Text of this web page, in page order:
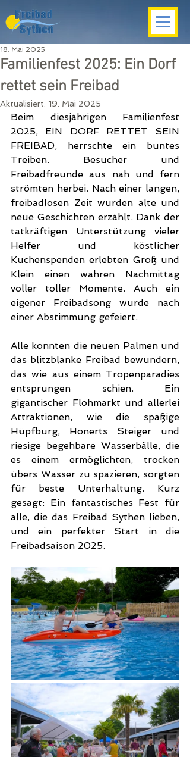
Familienfest 2025: Ein Dorf
rettet sein Freibad
18. Mai 2025
Aktualisiert: 19. Mai 2025
Beim diesjährigen Familienfest
2025, EIN DORF RETTET SEIN
FREIBAD, herrschte ein buntes
Treiben. Besucher und
Freibadfreunde aus nah und fern
strömten herbei. Nach einer langen,
freibadlosen Zeit wurden alte und
neue Geschichten erzählt. Dank der
tatkräftigen Unterstützung vieler
Helfer und köstlicher
Kuchenspenden erlebten Groß und
Klein einen wahren Nachmittag
voller toller Momente. Auch ein
eigener Freibadsong wurde nach
einer Abstimmung gefeiert.
Alle konnten die neuen Palmen und
das blitzblanke Freibad bewundern,
das wie aus einem Tropenparadies
entsprungen schien. Ein
gigantischer Flohmarkt und allerlei
Attraktionen, wie die spaßige
Hüpfburg, Honerts Steiger und
riesige begehbare Wasserbälle, die
es einem ermöglichten, trocken
übers Wasser zu spazieren, sorgten
für beste Unterhaltung. Kurz
gesagt: Ein fantastisches Fest für
alle, die das Freibad Sythen lieben,
und ein perfekter Start in die
Freibadsaison 2025.